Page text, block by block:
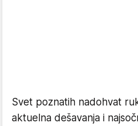
Svet poznatih nadohvat
aktuelna dešavanja i